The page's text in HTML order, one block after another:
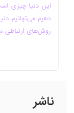
این دنیا چیزی
دهیم می‌توانیم
روش‌های ارتباطی
ناشر